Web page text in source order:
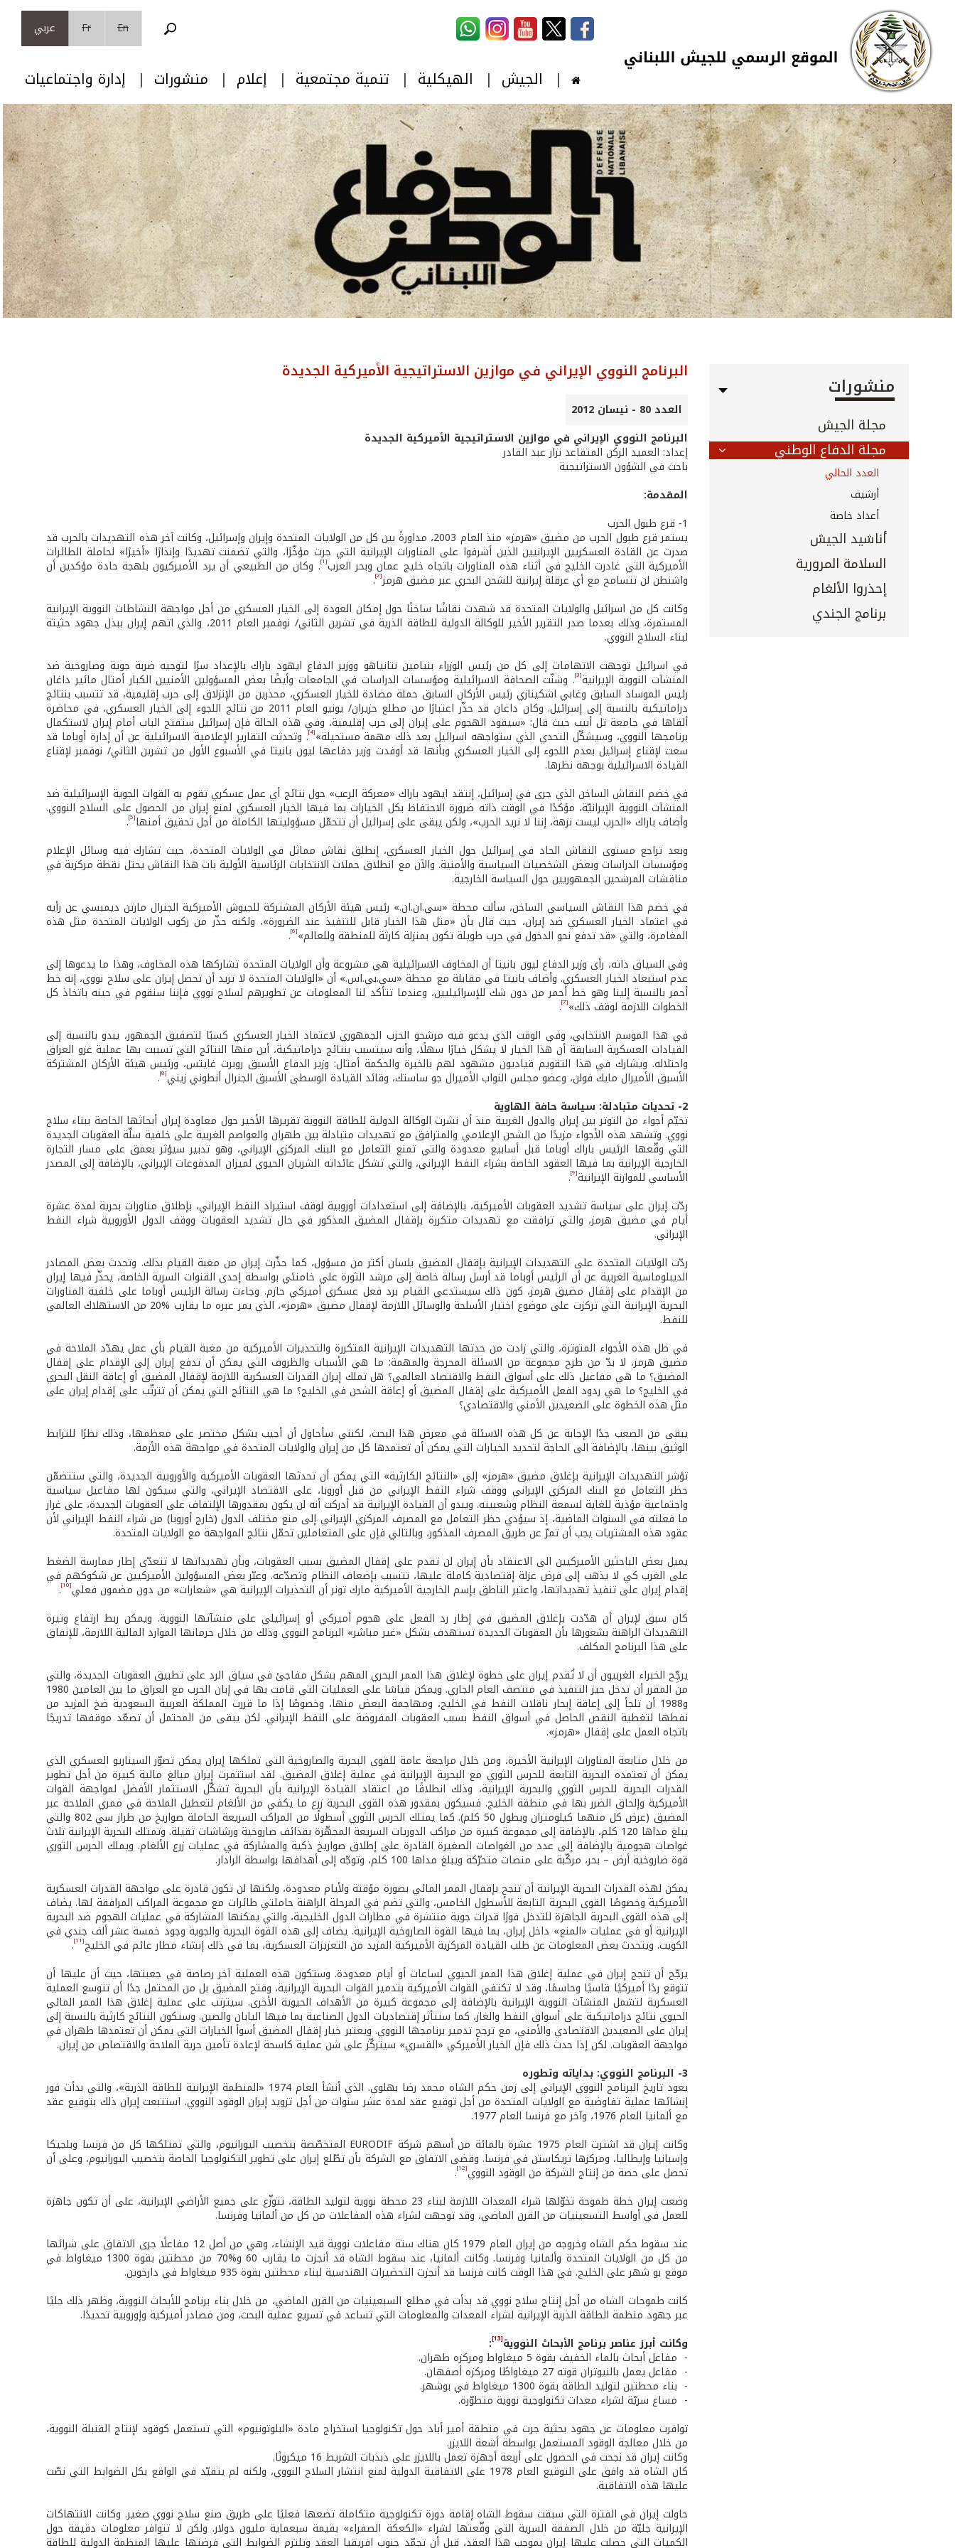
تجاوز إلى المحتوى الرئيسي
Skip to navigation
En
Fr عربي
الجيش الهيكلية تنمية مجتمعية إعلام منشورات إدارة واجتماعيات
منشورات
مجلة الجيش
مجلة الدفاع الوطني
العدد الحالي
أرشيف
أعداد خاصة
أناشيد الجيش
السلامة المرورية
إحذروا الألغام
برنامج الجندي
البرنامج النووي الإيراني في موازين الاستراتيجية الأميركية الجديدة
العدد 80 - نيسان 2012
البرنامج النووي الإيراني في موازين الاستراتيجية الأميركية الجديدة
إعداد: العميد الركن المتقاعد نزار عبد القادر
باحث في الشؤون الاستراتيجية
المقدمة:
1- قرع طبول الحرب
يستمر قرع طبول الحرب من مضيق «هرمز» منذ العام 2003، مداورةً بين كل من الولايات المتحدة وإيران وإسرائيل، وكانت آخر هذه التهديدات بالحرب قد
صدرت عن القادة العسكريين الإيرانيين الذين أشرفوا على المناورات الإيرانية التي جرت مؤخّرًا، والتي تضمنت تهديدًا وإنذارًا «أخيرًا» لحاملة الطائرات
الأميركية التي غادرت الخليج في أثناء هذه المناورات باتجاه خليج عمان وبحر العرب[1] . وكان من الطبيعي أن يرد الأميركيون بلهجة حادة مؤكدين أن
واشنطن لن تتسامح مع أي عرقلة إيرانية للشحن البحري عبر مضيق هرمز[2]
.
وكانت كل من اسرائيل والولايات المتحدة قد شهدت نقاشًا ساخنًا حول إمكان العودة إلى الخيار العسكري من أجل مواجهة النشاطات النووية الإيرانية
المستمرة، وذلك بعدما صدر التقرير الأخير للوكالة الدولية للطاقة الذرية في تشرين الثاني/ نوفمبر العام 2011، والذي اتهم إيران ببذل جهود حثيثة
لبناء السلاح النووي.
في اسرائيل توجهت الاتهامات إلى كل من رئيس الوزراء بنيامين نتانياهو ووزير الدفاع ايهود باراك بالإعداد سرًا لتوجيه ضربة جوية وصاروخية ضد
المنشآت النووية الإيرانية[3] . وشنّت الصحافة الاسرائيلية ومؤسسات الدراسات في الجامعات وأيضًا بعض المسؤولين الأمنيين الكبار أمثال مائير داغان
رئيس الموساد السابق وغابي اشكينازي رئيس الأركان السابق حملة مضادة للخيار العسكري، محذرين من الإنزلاق إلى حرب إقليمية، قد تتسبب بنتائج
دراماتيكية بالنسبة إلى إسرائيل. وكان داغان قد حذّر اعتبارًا من مطلع حزيران/ يونيو العام 2011 من نتائج اللجوء إلى الخيار العسكري، في محاضرة
ألقاها في جامعة تل أبيب حيث قال: «سيقود الهجوم على إيران إلى حرب إقليمية، وفي هذه الحالة فإن إسرائيل ستفتح الباب أمام إيران لاستكمال
برنامجها النووي، وسيشكّل التحدي الذي ستواجهه اسرائيل بعد ذلك مهمة مستحيلة»[4] . وتحدثت التقارير الإعلامية الاسرائيلية عن أن إدارة أوباما قد
سعت لإقناع إسرائيل بعدم اللجوء إلى الخيار العسكري وبأنها قد أوفدت وزير دفاعها ليون بانيتا في الأسبوع الأول من تشرين الثاني/ نوفمبر لإقناع
القيادة الاسرائيلية بوجهة نظرها.
في خضم النقاش الساخن الذي جرى في إسرائيل، إنتقد ايهود باراك «معركة الرعب» حول نتائج أي عمل عسكري تقوم به القوات الجوية الإسرائيلية ضد
المنشآت النووية الإيرانيّة، مؤكدًا في الوقت ذاته ضرورة الاحتفاظ بكل الخيارات بما فيها الخيار العسكري لمنع إيران من الحصول على السلاح النووي.
وأضاف باراك «الحرب ليست نزهة، إننا لا نريد الحرب»، ولكن يبقى على إسرائيل أن تتحمّل مسؤوليتها الكاملة من أجل تحقيق أمنها[5]
.
وبعد تراجع مستوى النقاش الحاد في إسرائيل حول الخيار العسكري، إنطلق نقاش مماثل في الولايات المتحدة، حيث تشارك فيه وسائل الإعلام
ومؤسسات الدراسات وبعض الشخصيات السياسية والأمنية. والآن مع انطلاق حملات الانتخابات الرئاسية الأولية بات هذا النقاش يحتل نقطة مركزية في
مناقشات المرشحين الجمهوريين حول السياسة الخارجية.
في خضم هذا النقاش السياسي الساخن، سألت محطة «سي.ان.ان.» رئيس هيئة الأركان المشتركة للجيوش الأميركية الجنرال مارتن ديمبسي عن رأيه
في اعتماد الخيار العسكري ضد إيران، حيث قال بأن «مثل هذا الخيار قابل للتنفيذ عند الضرورة»، ولكنه حذّر من ركوب الولايات المتحدة مثل هذه
المغامرة، والتي «قد تدفع نحو الدخول في حرب طويلة تكون بمنزلة كارثة للمنطقة وللعالم»[6]
.
وفي السياق ذاته، رأى وزير الدفاع ليون بانيتا أن المخاوف الاسرائيلية هي مشروعة وأن الولايات المتحدة تشاركها هذه المخاوف، وهذا ما يدعوها إلى
عدم استبعاد الخيار العسكري. وأضاف بانيتا في مقابلة مع محطة «سي.بي.اس.» أن «الولايات المتحدة لا تريد أن تحصل إيران على سلاح نووي، إنه خط
أحمر بالنسبة إلينا وهو خط أحمر من دون شك للإسرائيليين، وعندما تتأكد لنا المعلومات عن تطويرهم لسلاح نووي فإننا سنقوم في حينه باتخاذ كل
الخطوات اللازمة لوقف ذلك»[7]
.
في هذا الموسم الانتخابي، وفي الوقت الذي يدعو فيه مرشحو الحزب الجمهوري لاعتماد الخيار العسكري كسبًا لتصفيق الجمهور، يبدو بالنسبة إلى
القيادات العسكرية السابقة أن هذا الخيار لا يشكل خيارًا سهلًا، وأنه سيتسبب بنتائج دراماتيكية، أين منها النتائج التي تسببت بها عملية غزو العراق
واحتلاله. ويشارك في هذا التقويم قياديون مشهود لهم بالخبرة والحكمة أمثال: وزير الدفاع الأسبق روبرت غايتس، ورئيس هيئة الأركان المشتركة
الأسبق الأميرال مايك فولن، وعضو مجلس النواب الأميرال جو ساستك، وقائد القيادة الوسطى الأسبق الجنرال أنطوني زيني[8]
.
2- تحديات متبادلة: سياسة حافة الهاوية
تخيّم أجواء من التوتر بين إيران والدول الغربية منذ أن نشرت الوكالة الدولية للطاقة النووية تقريرها الأخير حول معاودة إيران أبحاثها الخاصة ببناء سلاح
نووي. وتشهد هذه الأجواء مزيدًا من الشحن الإعلامي والمترافق مع تهديدات متبادلة بين طهران والعواصم الغربية على خلفية سلّة العقوبات الجديدة
التي وقّعها الرئيس باراك أوباما قبل أسابيع معدودة والتي تمنع التعامل مع البنك المركزي الإيراني، وهو تدبير سيؤثر بعمق على مسار التجارة
الخارجية الإيرانية بما فيها العقود الخاصة بشراء النفط الإيراني، والتي تشكل عائداته الشريان الحيوي لميزان المدفوعات الإيراني، بالإضافة إلى المصدر
الأساسي للموازنة الإيرانية[9]
.
ردّت إيران على سياسة تشديد العقوبات الأميركية، بالإضافة إلى استعدادات أوروبية لوقف استيراد النفط الإيراني، بإطلاق مناورات بحرية لمدة عشرة
أيام في مضيق هرمز، والتي ترافقت مع تهديدات متكررة بإقفال المضيق المذكور في حال تشديد العقوبات ووقف الدول الأوروبية شراء النفط
الإيراني.
ردّت الولايات المتحدة على التهديدات الإيرانية بإقفال المضيق بلسان أكثر من مسؤول، كما حذّرت إيران من مغبة القيام بذلك. وتحدث بعض المصادر
الديبلوماسية الغربية عن أن الرئيس أوباما قد أرسل رسالة خاصة إلى مرشد الثورة علي خامنئي بواسطة إحدى القنوات السرية الخاصة، يحذّر فيها إيران
من الإقدام على إقفال مضيق هرمز، كون ذلك سيستدعي القيام برد فعل عسكري أميركي حازم. وجاءت رسالة الرئيس أوباما على خلفية المناورات
البحرية الإيرانية التي تركزت على موضوع اختبار الأسلحة والوسائل اللازمة لإقفال مضيق «هرمز»، الذي يمر عبره ما يقارب %20 من الاستهلاك العالمي
للنفط.
في ظل هذه الأجواء المتوترة، والتي زادت من حدتها التهديدات الإيرانية المتكررة والتحذيرات الأميركية من مغبة القيام بأي عمل يهدّد الملاحة في
مضيق هرمز، لا بدّ من طرح مجموعة من الاسئلة المحرجة والمهمة: ما هي الأسباب والظروف التي يمكن أن تدفع إيران إلى الإقدام على إقفال
المضيق؟ ما هي مفاعيل ذلك على أسواق النفط والاقتصاد العالمي؟ هل تملك إيران القدرات العسكرية اللازمة لإقفال المضيق أو إعاقة النقل البحري
في الخليج؟ ما هي ردود الفعل الأميركية على إقفال المضيق أو إعاقة الشحن في الخليج؟ ما هي النتائج التي يمكن أن تترتّب على إقدام إيران على
مثل هذه الخطوة على الصعيدين الأمني والاقتصادي؟
يبقى من الصعب جدًا الإجابة عن كل هذه الاسئلة في معرض هذا البحث، لكنني سأحاول أن أجيب بشكل مختصر على معظمها، وذلك نظرًا للترابط
الوثيق بينها، بالإضافة الى الحاجة لتحديد الخيارات التي يمكن أن تعتمدها كل من إيران والولايات المتحدة في مواجهة هذه الأزمة.
تؤشر التهديدات الإيرانية بإغلاق مضيق «هرمز» إلى «النتائج الكارثية» التي يمكن أن تحدثها العقوبات الأميركية والأوروبية الجديدة، والتي ستتضمّن
حظر التعامل مع البنك المركزي الإيراني ووقف شراء النفط الإيراني من قبل أوروبا، على الاقتصاد الإيراني، والتي سيكون لها مفاعيل سياسية
واجتماعية مؤذية للغاية لسمعة النظام وشعبيته. ويبدو أن القيادة الإيرانية قد أدركت أنه لن يكون بمقدورها الإلتفاف على العقوبات الجديدة، على غرار
ما فعلته في السنوات الماضية، إذ سيؤدي حظر التعامل مع المصرف المركزي الإيراني إلى منع مختلف الدول (خارج أوروبا) من شراء النفط الإيراني لأن
عقود هذه المشتريات يجب أن تمرّ عن طريق المصرف المذكور، وبالتالي فإن على المتعاملين تحمّل نتائج المواجهة مع الولايات المتحدة.
يميل بعض الباحثين الأميركيين الى الاعتقاد بأن إيران لن تقدم على إقفال المضيق بسبب العقوبات، وبأن تهديداتها لا تتعدّى إطار ممارسة الضغط
على الغرب كي لا يذهب إلى فرض عزلة إقتصادية كاملة عليها، تتسبب بإضعاف النظام وتصدّعه. وعبّر بعض المسؤولين الأميركيين عن شكوكهم في
إقدام إيران على تنفيذ تهديداتها، واعتبر الناطق بإسم الخارجية الأميركية مارك تونر أن التحذيرات الإيرانية هي «شعارات» من دون مضمون فعلي[10]
.
كان سبق لإيران أن هدّدت بإغلاق المضيق في إطار رد الفعل على هجوم أميركي أو إسرائيلي على منشآتها النووية. ويمكن ربط ارتفاع وتيرة
التهديدات الراهنة بشعورها بأن العقوبات الجديدة تستهدف بشكل «غير مباشر» البرنامج النووي وذلك من خلال حرمانها الموارد المالية اللازمة، للإنفاق
على هذا البرنامج المكلف.
يرجِّح الخبراء الغربيون أن لا تُقدم إيران على خطوة لإغلاق هذا الممر البحري المهم بشكل مفاجئ في سياق الرد على تطبيق العقوبات الجديدة، والتي
من المقرر أن تدخل حيز التنفيذ في منتصف العام الجاري. ويمكن قياسًا على العمليات التي قامت بها في إبان الحرب مع العراق ما بين العامين 1980
و1988 أن تلجأ إلى إعاقة إبحار ناقلات النفط في الخليج، ومهاجمة البعض منها، وخصوصًا إذا ما قررت المملكة العربية السعودية ضخ المزيد من
نفطها لتغطية النقص الحاصل في أسواق النفط بسبب العقوبات المفروضة على النفط الإيراني. لكن يبقى من المحتمل أن تصعّد موقفها تدريجًا
باتجاه العمل على إقفال «هرمز».
من خلال متابعة المناورات الإيرانية الأخيرة، ومن خلال مراجعة عامة للقوى البحرية والصاروخية التي تملكها إيران يمكن تصوّر السيناريو العسكري الذي
يمكن أن تعتمده البحرية التابعة للحرس الثوري مع البحرية الإيرانية في عملية إغلاق المضيق. لقد استثمرت إيران مبالغ مالية كبيرة من أجل تطوير
القدرات البحرية للحرس الثوري والبحرية الإيرانية، وذلك انطلاقًا من اعتقاد القيادة الإيرانية بأن البحرية تشكّل الاستثمار الأفضل لمواجهة القوات
الأميركية وإلحاق الضرر بها في منطقة الخليج. فسيكون بمقدور هذه القوى البحرية زرع ما يكفي من الألغام لتعطيل الملاحة في ممري الملاحة عبر
المضيق (عرض كل منهما كيلومتران وبطول 50 كلم). كما يمتلك الحرس الثوري أسطولًا من المراكب السريعة الحاملة صواريخ من طراز سي 802 والتي
يبلغ مداها 120 كلم، بالإضافة إلى مجموعة كبيرة من مراكب الدوريات السريعة المجهّزة بقذائف صاروخية ورشاشات ثقيلة. وتمتلك البحرية الإيرانية ثلاث
غواصات هجومية بالإضافة إلى عدد من الغواصات الصغيرة القادرة على إطلاق صواريخ ذكية والمشاركة في عمليات زرع الألغام. ويملك الحرس الثوري
قوة صاروخية أرض – بحر، مركّبة على منصات متحرّكة ويبلغ مداها 100 كلم، وتوجّه إلى أهدافها بواسطة الرادار.
يمكن لهذه القدرات البحرية الإيرانية أن تنجح بإقفال الممر المائي بصورة مؤقتة ولأيام معدودة، ولكنها لن تكون قادرة على مواجهة القدرات العسكرية
الأميركية وخصوصًا القوى البحرية التابعة للأسطول الخامس، والتي تضم في المرحلة الراهنة حاملتي طائرات مع مجموعة المراكب المرافقة لها. يضاف
إلى هذه القوى البحرية الجاهزة للتدخل فورًا قدرات جوية منتشرة في مطارات الدول الخليجية، والتي يمكنها المشاركة في عمليات الهجوم ضد البحرية
الإيرانية أو في عمليات «المنع» داخل إيران، بما فيها القوة الصاروخية الإيرانية. يضاف إلى هذه القوة البحرية والجوية وجود خمسة عشر ألف جندي في
الكويت. ويتحدث بعض المعلومات عن طلب القيادة المركزية الأميركية المزيد من التعزيزات العسكرية، بما في ذلك إنشاء مطار عائم في الخليج[11]
.
يرجّح أن تنجح إيران في عملية إغلاق هذا الممر الحيوي لساعات أو أيام معدودة. وستكون هذه العملية آخر رصاصة في جعبتها، حيث أن عليها أن
تتوقع ردًا أميركيًا قاسيًا وحاسمًا، وقد لا تكتفي القوات الأميركية بتدمير القوات البحرية الإيرانية، وفتح المضيق بل من المحتمل جدًا أن تتوسع العملية
العسكرية لتشمل المنشآت النووية الإيرانية بالإضافة إلى مجموعة كبيرة من الأهداف الحيوية الأخرى. سيترتب على عملية إغلاق هذا الممر المائي
الحيوي نتائج دراماتيكية على أسواق النفط والغاز، كما ستتأثر إقتصاديات الدول الصناعية بما فيها اليابان والصين. وستكون النتائج كارثية بالنسبة إلى
إيران على الصعيدين الاقتصادي والأمني، مع ترجح تدمير برنامجها النووي. ويعتبر خيار إقفال المضيق أسوأ الخيارات التي يمكن أن تعتمدها طهران في
مواجهة العقوبات. لكن إذا حدث ذلك فإن الخيار الأميركي «القسري» سيتركّز على شن عملية كاسحة لإعادة تأمين حرية الملاحة والاقتصاص من إيران.
3- البرنامج النووي: بداياته وتطوره
يعود تاريخ البرنامج النووي الإيراني إلى زمن حكم الشاه محمد رضا بهلوي. الذي أنشأ العام 1974 «المنظمة الإيرانية للطاقة الذرية»، والتي بدأت فور
إنشائها عملية تفاوضية مع الولايات المتحدة من أجل توقيع عقد لمدة عشر سنوات من أجل تزويد إيران الوقود النووي. استتبعت إيران ذلك بتوقيع عقد
مع ألمانيا العام 1976، وآخر مع فرنسا العام 1977.
وكانت إيران قد اشترت العام 1975 عشرة بالمائة من أسهم شركة EURODIF المتخصّصة بتخصيب اليورانيوم، والتي تمتلكها كل من فرنسا وبلجيكا
وإسبانيا وإيطاليا، ومركزها تريكاستن في فرنسا. وقضى الاتفاق مع الشركة بأن تطّلع إيران على تطوير التكنولوجيا الخاصة بتخصيب اليورانيوم، وعلى أن
تحصل على حصة من إنتاج الشركة من الوقود النووي[12]
.
وضعت إيران خطة طموحة تخوّلها شراء المعدات اللازمة لبناء 23 محطة نووية لتوليد الطاقة، تتوزّع على جميع الأراضي الإيرانية، على أن تكون جاهزة
للعمل في أواسط التسعينيات من القرن الماضي، وقد توجهت لشراء هذه المفاعلات من كل من ألمانيا وفرنسا.
عند سقوط حكم الشاه وخروجه من إيران العام 1979 كان هناك ستة مفاعلات نووية قيد الإنشاء، وهي من أصل 12 مفاعلًا جرى الاتفاق على شرائها
من كل من الولايات المتحدة وألمانيا وفرنسا. وكانت ألمانيا، عند سقوط الشاه قد أنجزت ما يقارب 60 و%70 من محطتين بقوة 1300 ميغاواط في
موقع بو شهر على الخليج. في هذا الوقت كانت فرنسا قد أنجزت التحضيرات الهندسية لبناء محطتين بقوة 935 ميغاواط في دارخوين.
كانت طموحات الشاه من أجل إنتاج سلاح نووي قد بدأت في مطلع السبعينيات من القرن الماضي، من خلال بناء برنامج للأبحاث النووية، وظهر ذلك جليًا
عبر جهود منظمة الطاقة الذرية الإيرانية لشراء المعدات والمعلومات التي تساعد في تسريع عملية البحث، ومن مصادر أميركية وإوروبية تحديدًا.
وكانت أبرز عناصر برنامج الأبحاث النووية[13]
:
- مفاعل أبحاث بالماء الخفيف بقوة 5 ميغاواط ومركزه طهران.
- مفاعل يعمل بالنيوتران قوته 27 ميغاواطًا ومركزه أصفهان.
- بناء محطتين لتوليد الطاقة بقوة 1300 ميغاواط في بوشهر.
- مساع سريّة لشراء معدات تكنولوجية نووية متطوّرة.
توافرت معلومات عن جهود بحثية جرت في منطقة أمير أباد حول تكنولوجيا استخراج مادة «البلوتونيوم» التي تستعمل كوقود لإنتاج القنبلة النووية،
من خلال معالجة الوقود المستعمل بواسطة أشعة اللايزر.
وكانت إيران قد نجحت في الحصول على أربعة أجهزة تعمل باللايزر على ذبذبات الشريط 16 ميكرونًا.
كان الشاه قد وافق على التوقيع العام 1978 على الاتفاقية الدولية لمنع انتشار السلاح النووي، ولكنه لم يتقيّد في الواقع بكل الضوابط التي نصّت
عليها هذه الاتفاقية.
حاولت إيران في الفترة التي سبقت سقوط الشاه إقامة دورة تكنولوجية متكاملة تضعها فعليًا على طريق صنع سلاح نووي صغير. وكانت الانتهاكات
الإيرانية جليّة من خلال الصفقة السرية التي وقّعتها لشراء «الكعكة الصفراء» بقيمة سبعماية مليون دولار. ولكن لا تتوافر معلومات دقيقة حول
الكميات التي حصلت عليها إيران بموجب هذا العقد، قبل أن تجمّد جنوب افريقيا العقد وتلتزم الضوابط التي فرضتها عليها المنظمة الدولية للطاقة